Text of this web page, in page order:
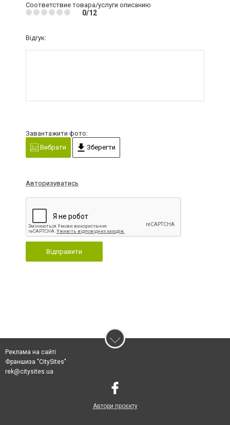
Соответствие товара/услуги описанию
0/12
Відгук:
Завантажити фото:
Вибрати
Зберегти
Авторизуватись
Відправити
Реклама на сайті
Франшиза "CitySites"
rek@citysites.ua
Автори проєкту